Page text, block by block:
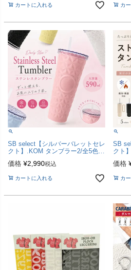
カートに入れる カ
SB select【シルバーバレットセレ
クト】.KOM タンブラー2/全5色
価格 ¥2,990税込
カートに入れる
SB
クト
価格
カ